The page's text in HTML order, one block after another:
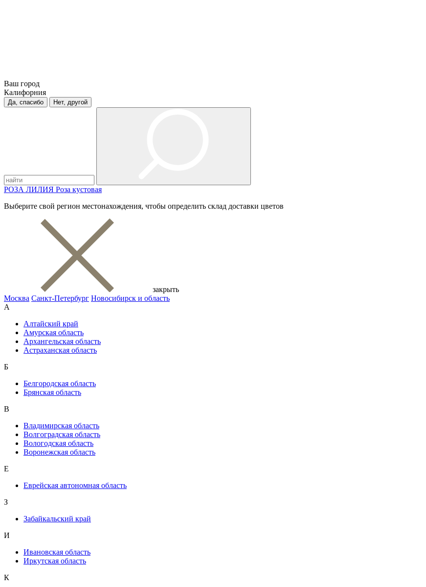
Ваш город
Калифорния
Да, спасибо Нет, другой
РОЗА ЛИЛИЯ Роза кустовая
Выберите свой регион местонахождения, чтобы определить склад доставки цветов
закрыть
Москва Санкт-Петербург Новосибирск и область
А
Алтайский край
Амурская область
Архангельская область
Астраханская область
Б
Белгородская область
Брянская область
В
Владимирская область
Волгоградская область
Вологодская область
Воронежская область
Е
Еврейская автономная область
З
Забайкальский край
И
Ивановская область
Иркутская область
К